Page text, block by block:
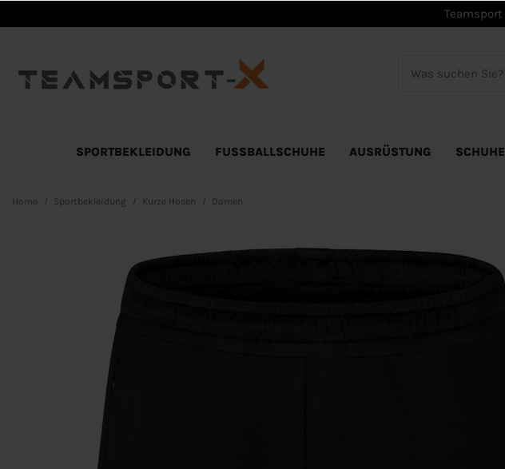
SPORTBEKLEIDUNG FUSSBALLSCHUHE AUSRÜSTUNG SCHUHE
Home Sportbekleidung Kurze Hosen Damen